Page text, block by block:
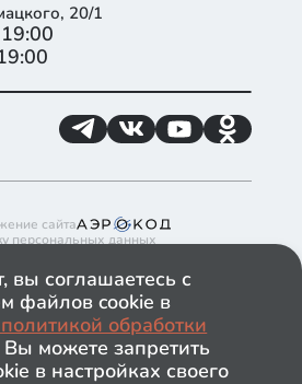
20/1
сайта
персональных данных
cookie в ГК ИНКО
данных
на то, что данный сайт носит
характер и ни при каких
материалы и цены,
не являются публичной офертой.
изменять стоимость объектов.
СПЕЦИАЛИЗИРОВАННЫЙ
вы соглашаетесь с
файлов cookie в
обработки
Вы можете запретить
в настройках своего